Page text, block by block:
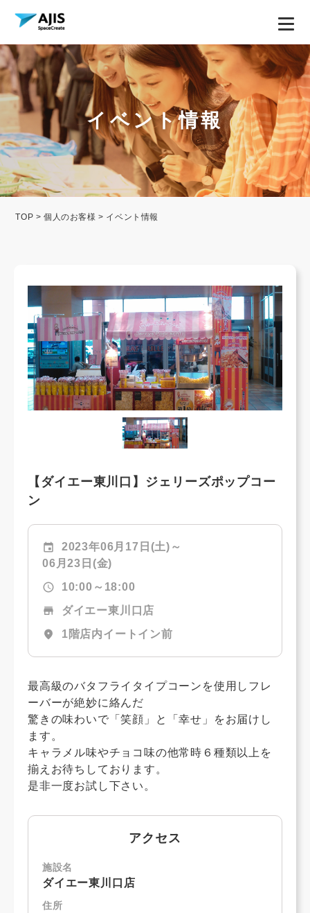
イベント情報
TOP >個人のお客様 > イベント情報
【ダイエー東川口】ジェリーズポップコー
ン
event
2023年06月17日(土)～
06月23日(金)
schedule 10:00～18:00
store ダイエー東川口店
location_on 1階店内イートイン前
最高級のバタフライタイプコーンを使用しフレ
ーバーが絶妙に絡んだ
驚きの味わいで「笑顔」と「幸せ」をお届けし
ます。
キャラメル味やチョコ味の他常時６種類以上を
揃えお待ちしております。
是非一度お試し下さい。
アクセス
施設名
ダイエー東川口店
住所